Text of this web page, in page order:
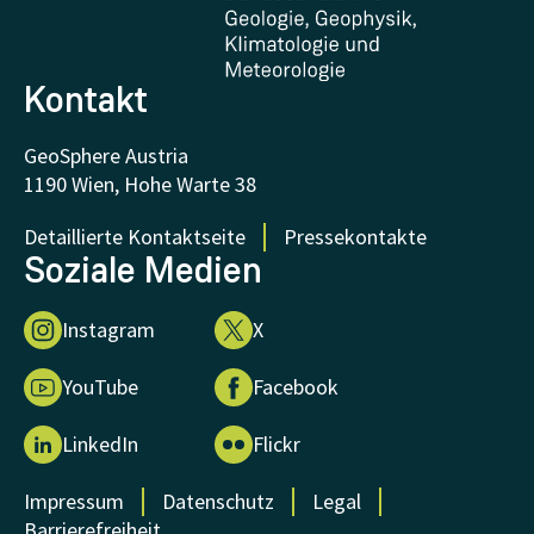
FAQ - Häufig gestellte Fragen
Forschung unterstützen
Kontakt
GeoSphere Austria
1190 Wien, Hohe Warte 38
Detaillierte Kontaktseite
Pressekontakte
Soziale Medien
Instagram X
YouTube Facebook
LinkedIn Flickr
Impressum Datenschutz
Legal